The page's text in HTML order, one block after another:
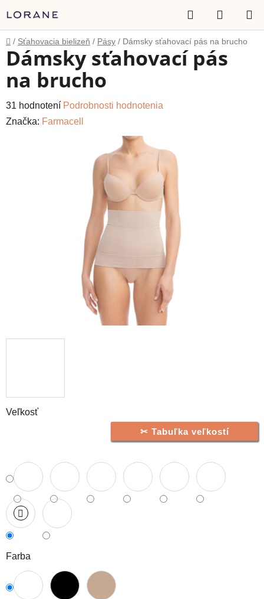
na
obsah
Hľadať
KOŠÍK
Domov
/ Sťahovacia bielizeň / Pásy / Dámsky sťahovací pás na brucho
Tabuľka veľkostí
Veľkosť
Farba
Dámsky sťahovací pás
na brucho
Priemerné
hodnotenie
31 hodnotení Podrobnosti hodnotenia
Značka: Farmacell